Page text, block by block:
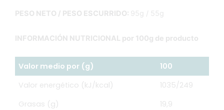
PESO NETO / PESO ESCURRIDO: 95g / 55g
INFORMACIÓN NUTRICIONAL por 100g de producto
Valor medio por (g)
100
Valor energético (kJ/kcal)
1035/249
Grasas (g)
19,9